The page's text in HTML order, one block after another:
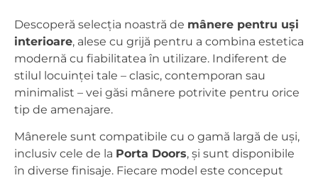
Descoperă selecția noastră de mânere pentru uși
interioare, alese cu grijă pentru a combina estetica
modernă cu fiabilitatea în utilizare. Indiferent de
stilul locuinței tale – clasic, contemporan sau
minimalist – vei găsi mânere potrivite pentru orice
tip de amenajare.
Mânerele sunt compatibile cu o gamă largă de uși,
inclusiv cele de la Porta Doors, și sunt disponibile
în diverse finisaje. Fiecare model este conceput